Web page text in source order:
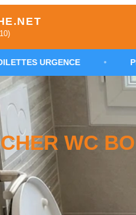
• PLOMBIER
WC